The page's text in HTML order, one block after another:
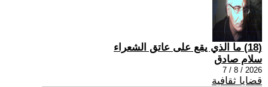
(18) ما الذي يقع على عاتق الشعراء
سلام صادق
2026 / 8 / 7
قضايا ثقافية